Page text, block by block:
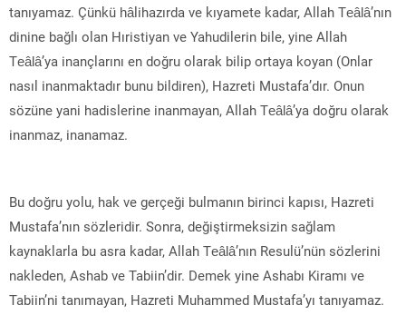
tanıyamaz. Çünkü hâlihazırda ve kıyamete kadar, Allah Teâlâ’nın
dinine bağlı olan Hıristiyan ve Yahudilerin bile, yine Allah
Teâlâ’ya inançlarını en doğru olarak bilip ortaya koyan (Onlar
nasıl inanmaktadır bunu bildiren), Hazreti Mustafa’dır. Onun
sözüne yani hadislerine inanmayan, Allah Teâlâ’ya doğru olarak
inanmaz, inanamaz.
Bu doğru yolu, hak ve gerçeği bulmanın birinci kapısı, Hazreti
Mustafa’nın sözleridir. Sonra, değiştirmeksizin sağlam
kaynaklarla bu asra kadar, Allah Teâlâ’nın Resulü’nün sözlerini
nakleden, Ashab ve Tabiin’dir. Demek yine Ashabı Kiramı ve
Tabiin’ni tanımayan, Hazreti Muhammed Mustafa’yı tanıyamaz.